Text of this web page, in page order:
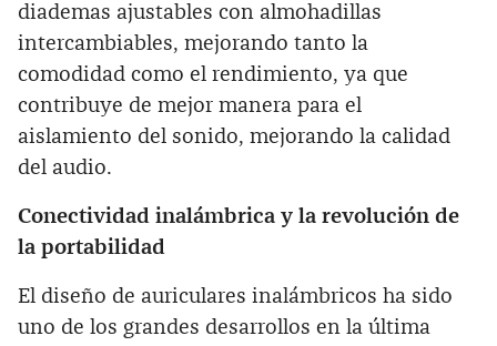
diademas ajustables con almohadillas
intercambiables, mejorando tanto la
comodidad como el rendimiento, ya que
contribuye de mejor manera para el
aislamiento del sonido, mejorando la calidad
del audio.
Conectividad inalámbrica y la revolución de
la portabilidad
El diseño de auriculares inalámbricos ha sido
uno de los grandes desarrollos en la última